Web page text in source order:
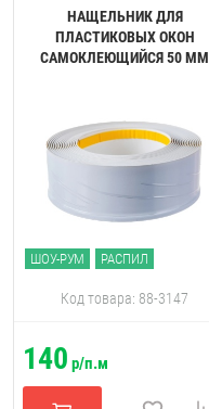
НАЩЕЛЬНИК ДЛЯ
ПЛАСТИКОВЫХ ОКОН
САМОКЛЕЮЩИЙСЯ 50 ММ
ШОУ-РУМ РАСПИЛ
Код товара: 88-3147
140 р/п.м